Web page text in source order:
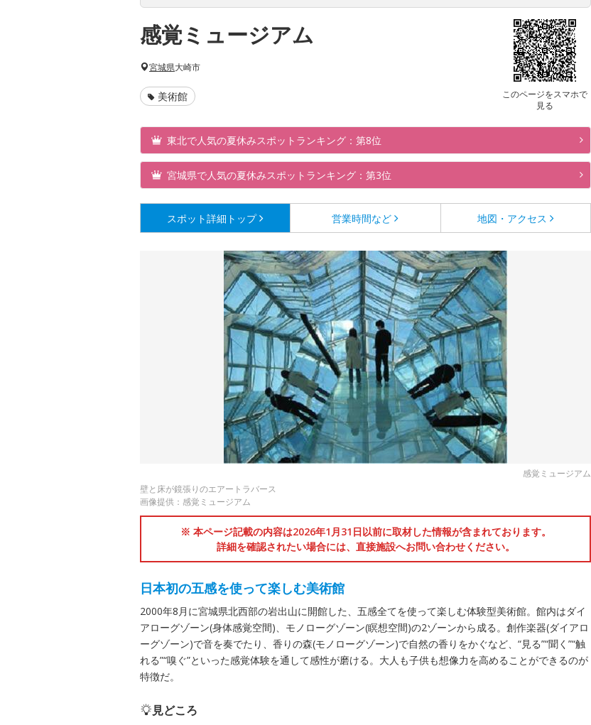
感覚ミュージアム
このページをスマホで
見る
宮城県大崎市
美術館
東北で人気の夏休みスポットランキング：第8位
宮城県で人気の夏休みスポットランキング：第3位
スポット詳細 トップ 営業時間など 地図・アクセス
感覚ミュージアム
壁と床が鏡張りのエアートラバース
画像提供：感覚ミュージアム
※ 本ページ記載の内容は2026年1月31日以前に取材した情報が含まれております。
詳細を確認されたい場合には、直接施設へお問い合わせください。
日本初の五感を使って楽しむ美術館
2000年8月に宮城県北西部の岩出山に開館した、五感全てを使って楽しむ体験型美術館。館内はダイ
アローグゾーン(身体感覚空間)、モノローグゾーン(瞑想空間)の2ゾーンから成る。創作楽器(ダイアロ
ーグゾーン)で音を奏でたり、香りの森(モノローグゾーン)で自然の香りをかぐなど、“見る”“聞く”“触
れる”“嗅ぐ”といった感覚体験を通して感性が磨ける。大人も子供も想像力を高めることができるのが
特徴だ。
見どころ